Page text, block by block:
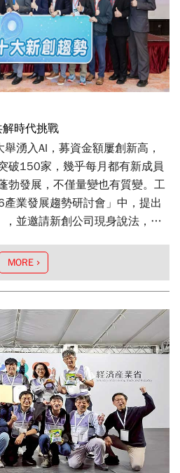
時代挑戰
湧入AI，募資金額屢創新高，
破150家，幾乎每月都有新成員
勃發展，不僅量變也有質變。工
業發展趨勢研討會」中，提出
，並邀請新創公司現身說法，分
MORE